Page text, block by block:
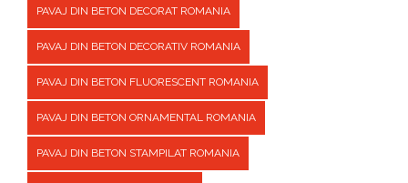
PAVAJ DIN BETON DECORAT ROMANIA
PAVAJ DIN BETON DECORATIV ROMANIA
PAVAJ DIN BETON FLUORESCENT ROMANIA
PAVAJ DIN BETON ORNAMENTAL ROMANIA
PAVAJ DIN BETON STAMPILAT ROMANIA